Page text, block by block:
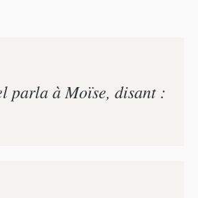
parla à Moïse, disant :